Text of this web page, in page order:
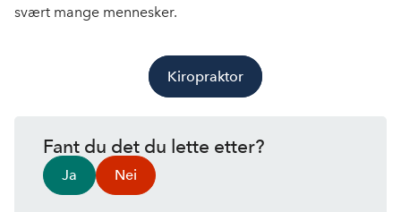
svært mange mennesker.
Kiropraktor
Fant du det du lette etter?
Ja Nei